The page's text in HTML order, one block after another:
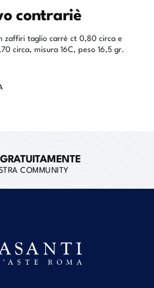
contrariè
zaffiri taglio carrè ct 0,80 circa e
circa, misura 16C, peso 16,5 gr.
COMMUNITY